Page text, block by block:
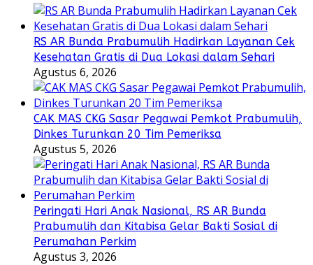
RS AR Bunda Prabumulih Hadirkan Layanan Cek
Kesehatan Gratis di Dua Lokasi dalam Sehari
Agustus 6, 2026
CAK MAS CKG Sasar Pegawai Pemkot Prabumulih,
Dinkes Turunkan 20 Tim Pemeriksa
Agustus 5, 2026
Peringati Hari Anak Nasional, RS AR Bunda
Prabumulih dan Kitabisa Gelar Bakti Sosial di
Perumahan Perkim
Agustus 3, 2026